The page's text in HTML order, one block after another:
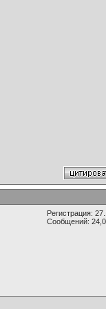
Регистрация:
Сообщений: